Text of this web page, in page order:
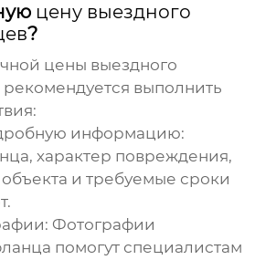
цену выездного
?
цены выездного
рекомендуется выполнить
информацию:
характер повреждения,
и требуемые сроки
Фотографии
помогут специалистам